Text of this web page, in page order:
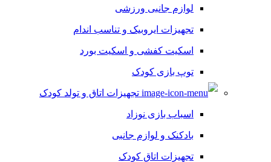
لوازم جانبی ورزشی
تجهیزات ایروبیک و تناسب اندام
اسکیت کفشی و اسکیت بورد
توپ بازی کودک
تجهیزات اتاق و تولد کودک
اسباب بازی نوزاد
بادکنک و لوازم جانبی
تجهیزات اتاق کودک